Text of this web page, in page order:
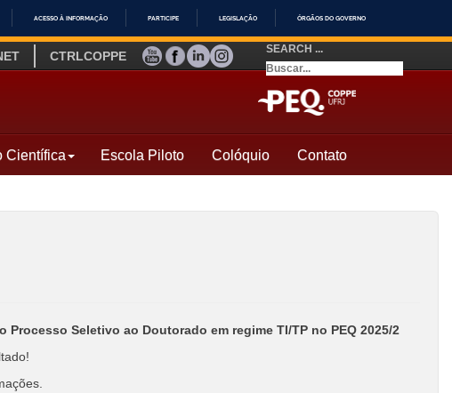
ACESSO À INFORMAÇÃO PARTICIPE LEGISLAÇÃO ÓRGÃOS DO GOVERNO
CTRLCOPPE YOUTUBE
FACEBOOK
LINKEDIN
INSTAGRAMSEARCH ...
Científica Escola Piloto Colóquio Contato
Processo Seletivo ao Doutorado em regime TI/TP no PEQ 2025/2